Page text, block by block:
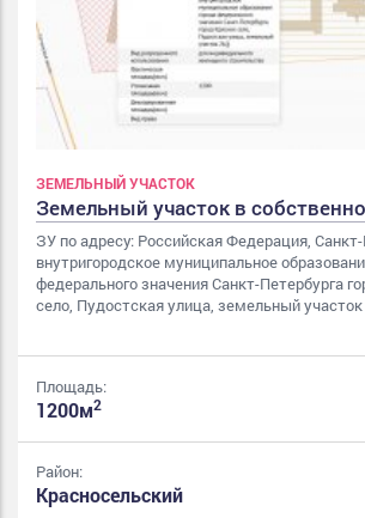
ЗЕМЕЛЬНЫЙ УЧАСТОК
Земельный участок в
ЗУ по адресу: Российская Федерация,
внутригородское муниципальное
федерального значения Санкт-Петербурга
село, Пудостская улица, земельный
Площадь:
1200м2
Район:
Красносельский